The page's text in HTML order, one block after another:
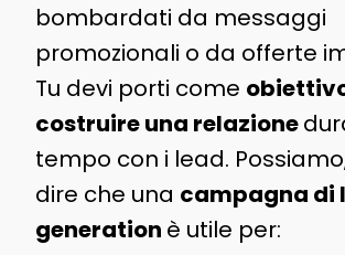
bombardati da messaggi
promozionali o da offerte
Tu devi porti come
costruire una relazione
tempo con i lead.
dire che una campagna di
generation è utile per: